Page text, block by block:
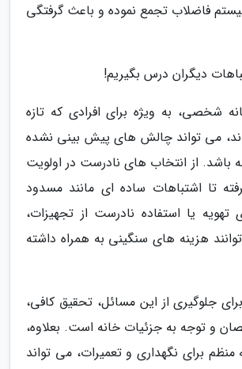
فاضلاب تجمع نموده و باعث گرفتگی
دیگران درس بگیریم!
شخصی، به ویژه برای افرادی که تازه
می تواند چالش های پیش بینی نشده
باشد. از انتخاب های نادرست در اولویت
تا اشتباهات ساده ای مانند مسدود
یا استفاده نادرست از تجهیزات،
هزینه های سنگینی به همراه داشته
جلوگیری از این مسائل، تحقیق کافی،
و توجه به جزئیات خانه است. بعلاوه،
برای نگهداری و تعمیرات، می تواند